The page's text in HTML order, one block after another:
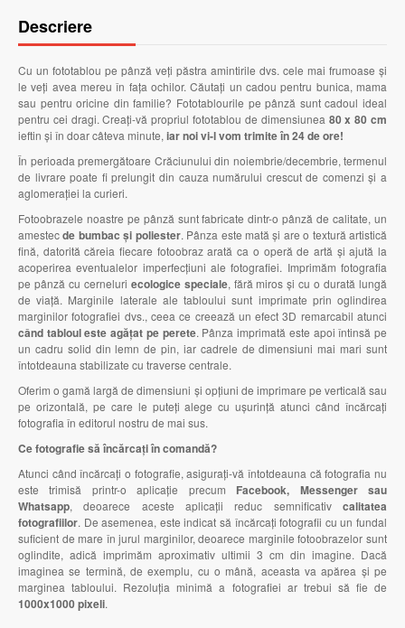
Descriere
Cu un fototablou pe pânză veți păstra amintirile dvs. cele mai frumoase și
le veți avea mereu în fața ochilor. Căutați un cadou pentru bunica, mama
sau pentru oricine din familie? Fototablourile pe pânză sunt cadoul ideal
pentru cei dragi. Creați-vă propriul fototablou de dimensiunea 80 x 80 cm
ieftin și în doar câteva minute, iar noi vi-l vom trimite în 24 de ore!
În perioada premergătoare Crăciunului din noiembrie/decembrie, termenul
de livrare poate fi prelungit din cauza numărului crescut de comenzi și a
aglomerației la curieri.
Fotoobrazele noastre pe pânză sunt fabricate dintr-o pânză de calitate, un
amestecde bumbac și poliester. Pânza este mată și are o textură artistică
fină, datorită căreia fiecare fotoobraz arată ca o operă de artă și ajută la
acoperirea eventualelor imperfecțiuni ale fotografiei. Imprimăm fotografia
pe pânză cu cerneluri ecologice speciale, fără miros și cu o durată lungă
de viață. Marginile laterale ale tabloului sunt imprimate prin oglindirea
marginilor fotografiei dvs., ceea ce creează un efect 3D remarcabil atunci
când tabloul este agățat pe perete. Pânza imprimată este apoi întinsă pe
un cadru solid din lemn de pin, iar cadrele de dimensiuni mai mari sunt
întotdeauna stabilizate cu traverse centrale.
Oferim o gamă largă de dimensiuni și opțiuni de imprimare pe verticală sau
pe orizontală, pe care le puteți alege cu ușurință atunci când încărcați
fotografia în editorul nostru de mai sus.
Ce fotografie să încărcați în comandă?
Atunci când încărcați o fotografie, asigurați-vă întotdeauna că fotografia nu
este trimisă printr-o aplicație precum Facebook, Messenger sau
Whatsapp, deoarece aceste aplicații reduc semnificativ calitatea
fotografiilor. De asemenea, este indicat să încărcați fotografii cu un fundal
suficient de mare în jurul marginilor, deoarece marginile fotoobrazelor sunt
oglindite, adică imprimăm aproximativ ultimii 3 cm din imagine. Dacă
imaginea se termină, de exemplu, cu o mână, aceasta va apărea și pe
marginea tabloului. Rezoluția minimă a fotografiei ar trebui să fie de
1000x1000 pixeli.